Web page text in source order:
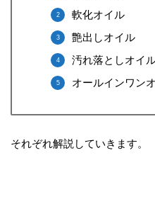
軟化オイル
艶出しオイル
汚れ落としオイ
オールインワン
それぞれ解説していきます。